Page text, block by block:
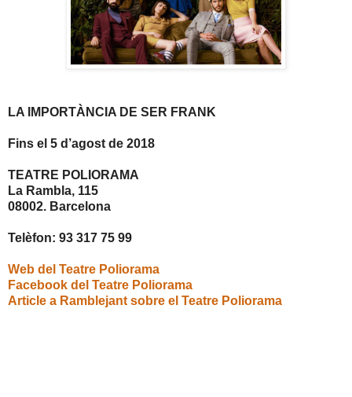
LA IMPORTÀNCIA DE SER FRANK
Fins el 5 d’agost de 2018
TEATRE POLIORAMA
La Rambla, 115
08002. Barcelona
Telèfon: 93 317 75 99
Web del Teatre Poliorama
Facebook del Teatre Poliorama
Article a Ramblejant sobre el Teatre Poliorama